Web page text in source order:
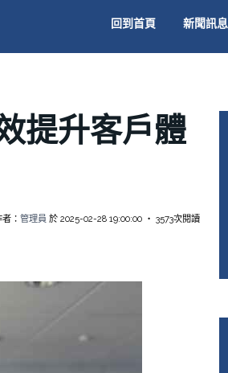
回到首頁 新聞訊息
提升客戶體
： 管理員 於 2025-02-28 19:00:00 ‧ 3573次閱讀